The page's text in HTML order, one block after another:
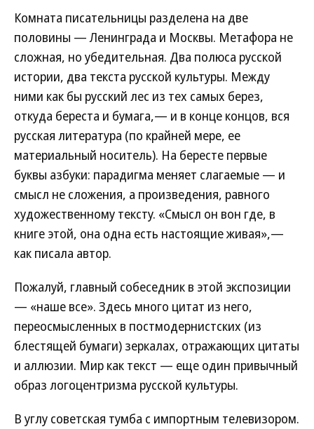
Комната писательницы разделена на две
половины — Ленинграда и Москвы. Метафора не
сложная, но убедительная. Два полюса русской
истории, два текста русской культуры. Между
ними как бы русский лес из тех самых берез,
откуда береста и бумага,— и в конце концов, вся
русская литература (по крайней мере, ее
материальный носитель). На бересте первые
буквы азбуки: парадигма меняет слагаемые — и
смысл не сложения, а произведения, равного
художественному тексту. «Смысл он вон где, в
книге этой, она одна есть настоящие живая»,—
как писала автор.
Пожалуй, главный собеседник в этой экспозиции
— «наше все». Здесь много цитат из него,
переосмысленных в постмодернистских (из
блестящей бумаги) зеркалах, отражающих цитаты
и аллюзии. Мир как текст — еще один привычный
образ логоцентризма русской культуры.
В углу советская тумба с импортным телевизором.